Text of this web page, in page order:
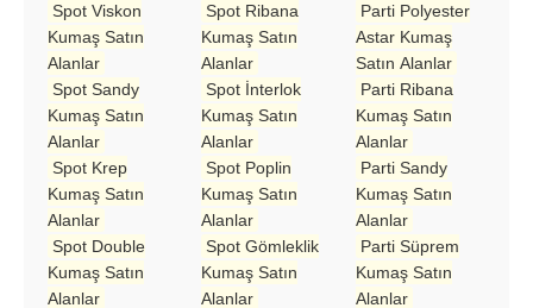
Spot Viskon
Kumaş Satın
Alanlar
Spot Sandy
Kumaş Satın
Alanlar
Spot Krep
Kumaş Satın
Alanlar
Spot Double
Kumaş Satın
Alanlar
Spot Ribana
Kumaş Satın
Alanlar
Spot İnterlok
Kumaş Satın
Alanlar
Spot Poplin
Kumaş Satın
Alanlar
Spot Gömleklik
Kumaş Satın
Alanlar
Parti Polyester
Astar Kumaş
Satın Alanlar
Parti Ribana
Kumaş Satın
Alanlar
Parti Sandy
Kumaş Satın
Alanlar
Parti Süprem
Kumaş Satın
Alanlar